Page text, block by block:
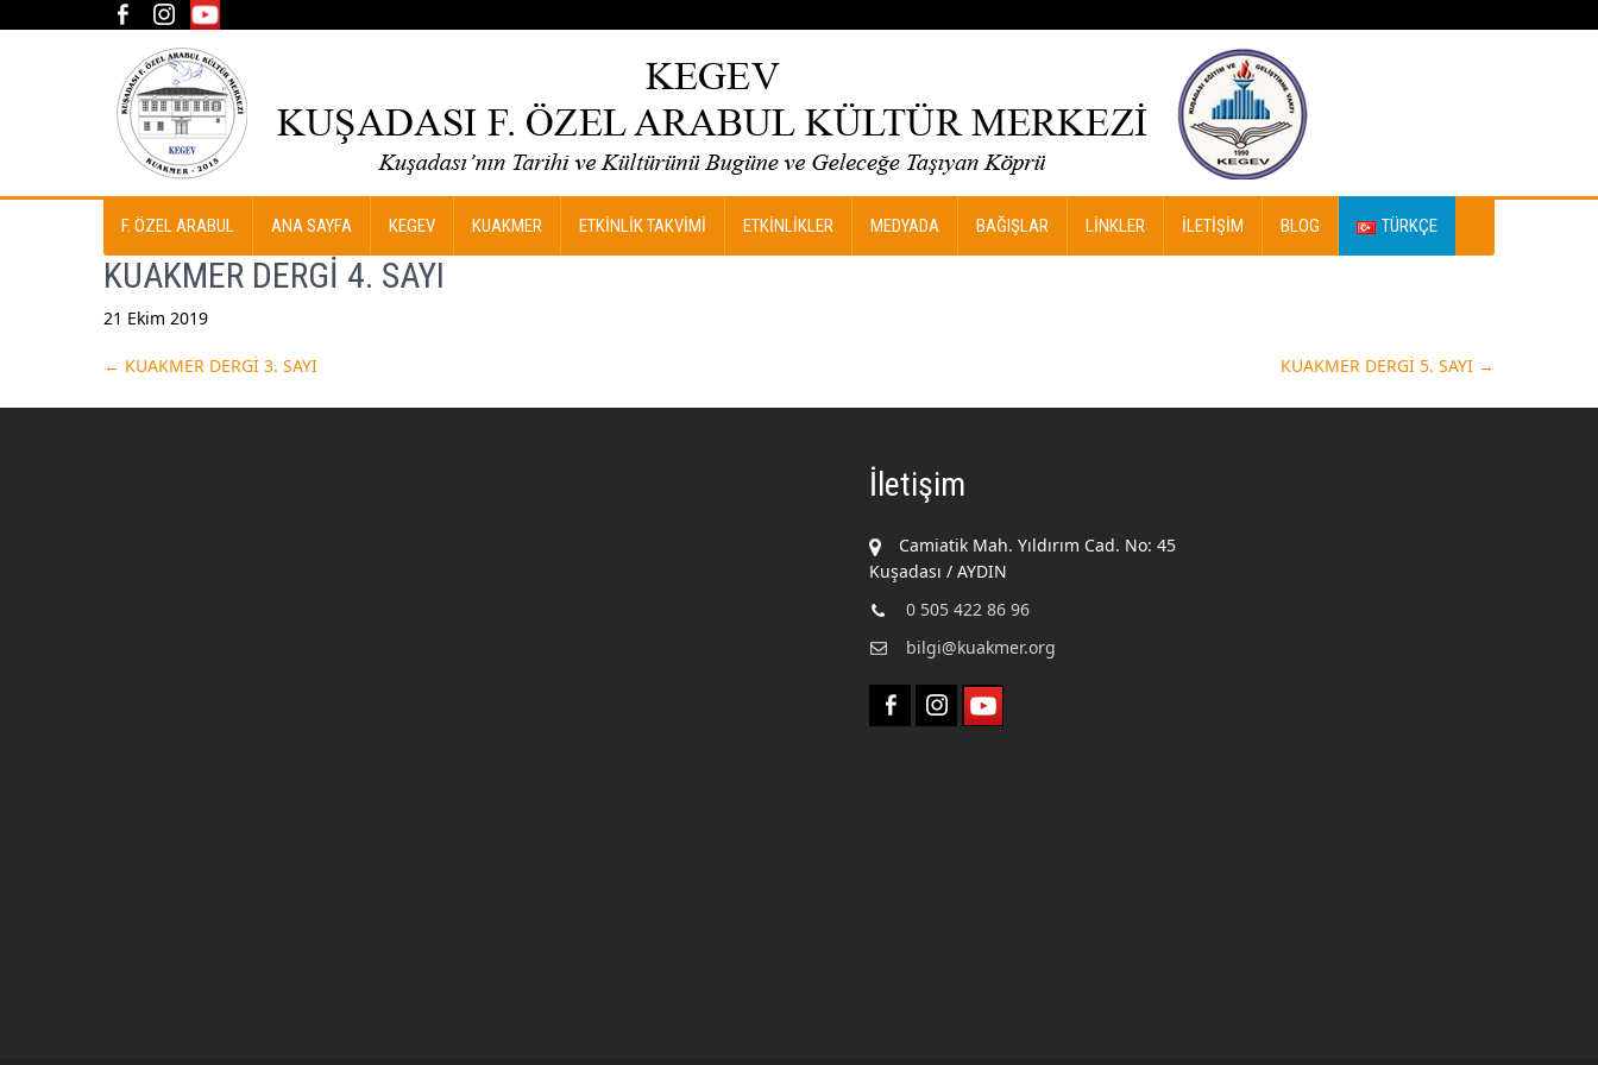
F. ÖZEL ARABUL ANA SAYFA KEGEV KUAKMER ETKİNLİK TAKVİMİ ETKİNLİKLER MEDYADA BAĞIŞLAR LINKLER İLETIŞIM BLOG TÜRKÇE
KUAKMER DERGİ 4. SAYI
21 Ekim 2019
Post
← KUAKMER DERGİ 3. SAYI KUAKMER DERGİ 5. SAYI →
İletişim
Camiatik Mah. Yıldırım Cad. No: 45
Kuşadası / AYDIN
0 505 422 86 96
bilgi@kuakmer.org